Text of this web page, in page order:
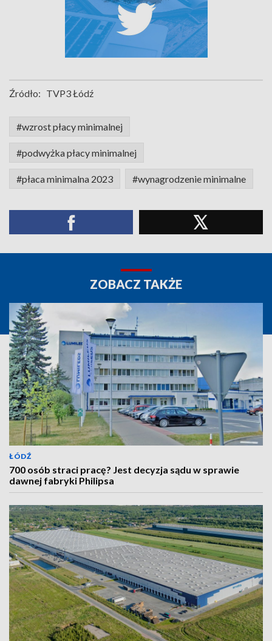
Źródło: TVP3 Łódź
#wzrost płacy minimalnej
#podwyżka płacy minimalnej
#płaca minimalna 2023 #wynagrodzenie minimalne
ZOBACZ TAKŻE
ŁÓDŹ
700 osób straci pracę? Jest decyzja sądu w sprawie
dawnej fabryki Philipsa